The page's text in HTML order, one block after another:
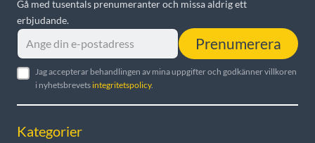
Gå med tusentals prenumeranter och missa aldrig ett
erbjudande.
Prenumerera
Jag accepterar behandlingen av mina uppgifter och godkänner villkoren
i nyhetsbrevets integritetspolicy.
Kategorier